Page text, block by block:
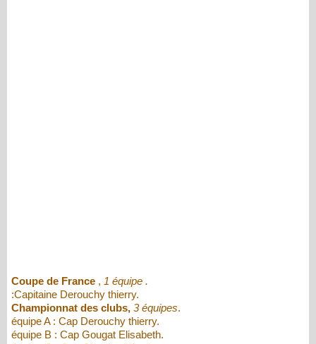
Coupe de France , 1 équipe .
:Capitaine Derouchy thierry.
Championnat des clubs, 3 équipes.
équipe A : Cap Derouchy thierry.
équipe B : Cap Gougat Elisabeth.